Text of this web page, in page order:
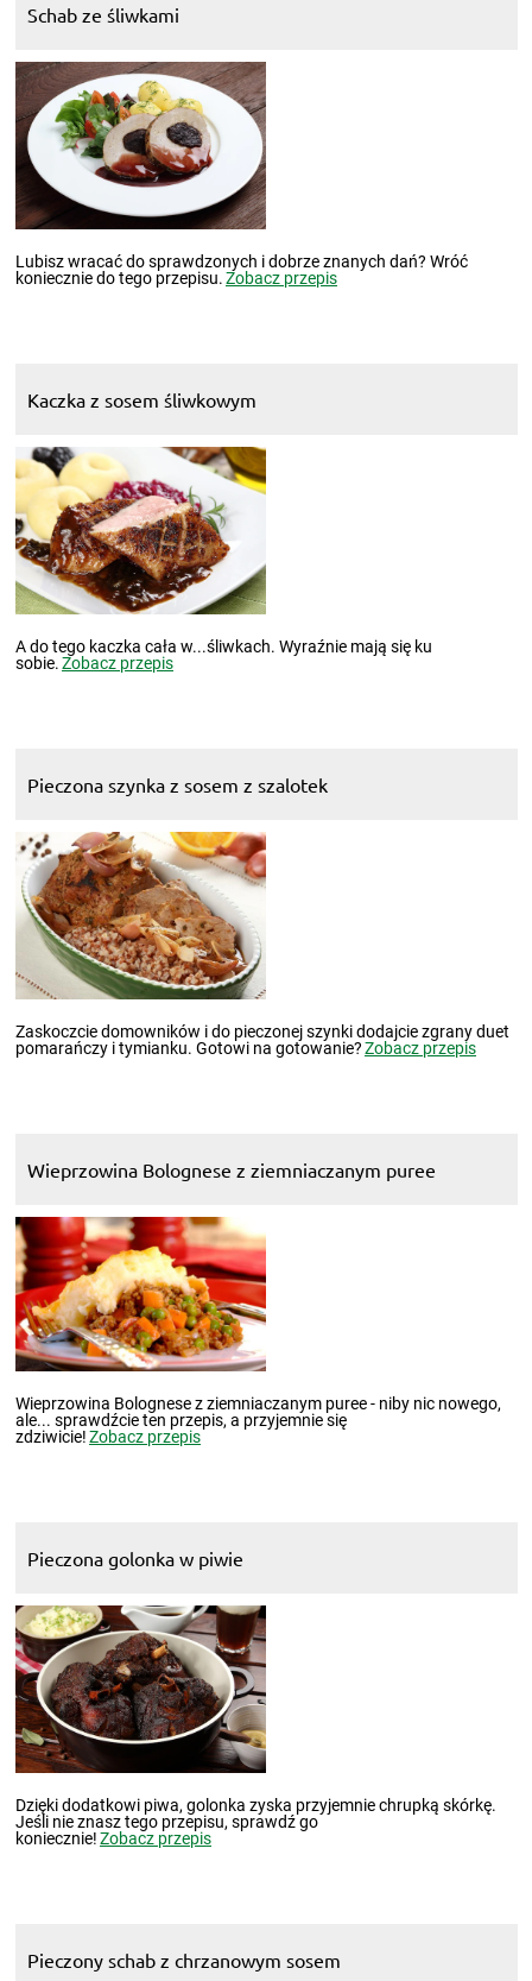
Schab ze śliwkami
Lubisz wracać do sprawdzonych i dobrze znanych dań? Wróć
koniecznie do tego przepisu.Zobacz przepis
Kaczka z sosem śliwkowym
A do tego kaczka cała w...śliwkach. Wyraźnie mają się ku
sobie.Zobacz przepis
Pieczona szynka z sosem z szalotek
Zaskoczcie domowników i do pieczonej szynki dodajcie zgrany duet
pomarańczy i tymianku. Gotowi na gotowanie?Zobacz przepis
Wieprzowina Bolognese z ziemniaczanym puree
Wieprzowina Bolognese z ziemniaczanym puree - niby nic nowego,
ale... sprawdźcie ten przepis, a przyjemnie się
zdziwicie!Zobacz przepis
Pieczona golonka w piwie
Dzięki dodatkowi piwa, golonka zyska przyjemnie chrupką skórkę.
Jeśli nie znasz tego przepisu, sprawdź go
koniecznie!Zobacz przepis
Pieczony schab z chrzanowym sosem